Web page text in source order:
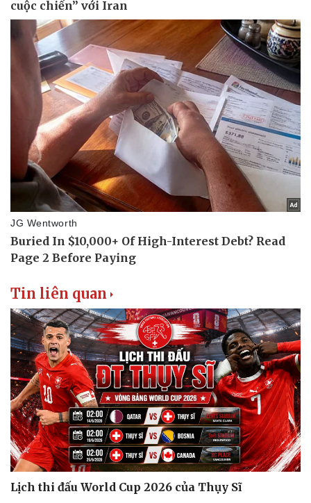
Thể thao
Ô tô - Xe máy
Tin liên quan
Lịch thi đấu World Cup 2026 của Thụy Sĩ